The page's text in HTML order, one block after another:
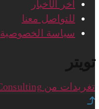
آخر الأخبار
للتواصل معنا
سياسة الخصوصية
تويتر
تغريدات من BindaConsulting